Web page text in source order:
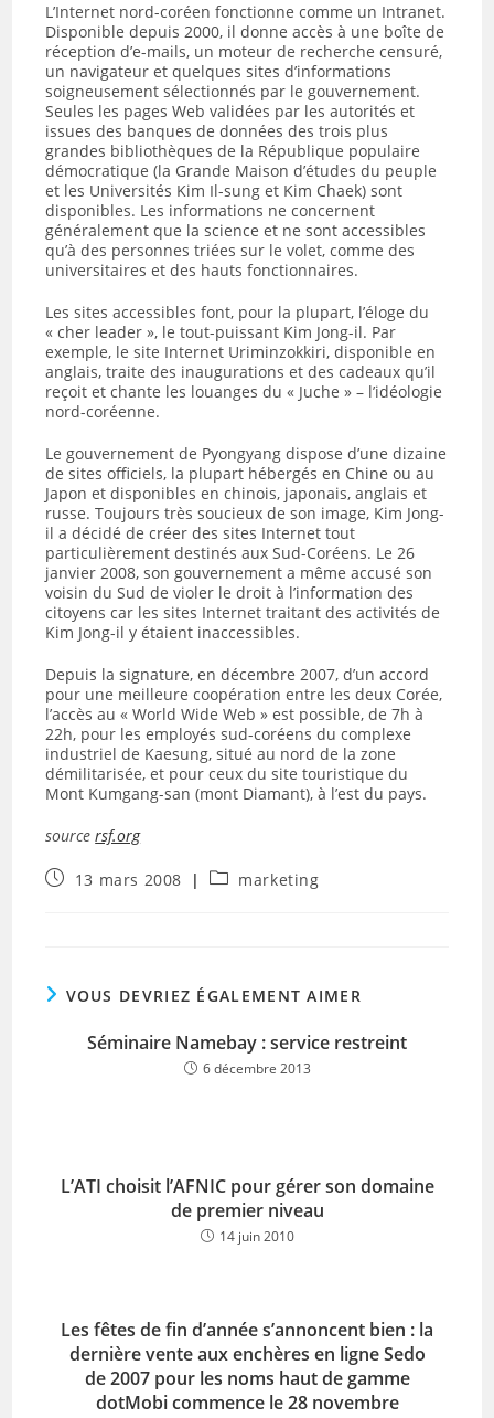
L’Internet nord-coréen fonctionne comme un Intranet.
Disponible depuis 2000, il donne accès à une boîte de
réception d’e-mails, un moteur de recherche censuré,
un navigateur et quelques sites d’informations
soigneusement sélectionnés par le gouvernement.
Seules les pages Web validées par les autorités et
issues des banques de données des trois plus
grandes bibliothèques de la République populaire
démocratique (la Grande Maison d’études du peuple
et les Universités Kim Il-sung et Kim Chaek) sont
disponibles. Les informations ne concernent
généralement que la science et ne sont accessibles
qu’à des personnes triées sur le volet, comme des
universitaires et des hauts fonctionnaires.
Les sites accessibles font, pour la plupart, l’éloge du
« cher leader », le tout-puissant Kim Jong-il. Par
exemple, le site Internet Uriminzokkiri, disponible en
anglais, traite des inaugurations et des cadeaux qu’il
reçoit et chante les louanges du « Juche » – l’idéologie
nord-coréenne.
Le gouvernement de Pyongyang dispose d’une dizaine
de sites officiels, la plupart hébergés en Chine ou au
Japon et disponibles en chinois, japonais, anglais et
russe. Toujours très soucieux de son image, Kim Jong-
il a décidé de créer des sites Internet tout
particulièrement destinés aux Sud-Coréens. Le 26
janvier 2008, son gouvernement a même accusé son
voisin du Sud de violer le droit à l’information des
citoyens car les sites Internet traitant des activités de
Kim Jong-il y étaient inaccessibles.
Depuis la signature, en décembre 2007, d’un accord
pour une meilleure coopération entre les deux Corée,
l’accès au « World Wide Web » est possible, de 7h à
22h, pour les employés sud-coréens du complexe
industriel de Kaesung, situé au nord de la zone
démilitarisée, et pour ceux du site touristique du
Mont Kumgang-san (mont Diamant), à l’est du pays.
sourcersf.org
Publication
13 mars 2008
Postmarketing
VOUS DEVRIEZ ÉGALEMENT AIMER
Séminaire Namebay : service restreint
6 décembre 2013
L’ATI choisit l’AFNIC pour gérer son domaine
de premier niveau
14 juin 2010
Les fêtes de fin d’année s’annoncent bien : la
dernière vente aux enchères en ligne Sedo
de 2007 pour les noms haut de gamme
dotMobi commence le 28 novembre